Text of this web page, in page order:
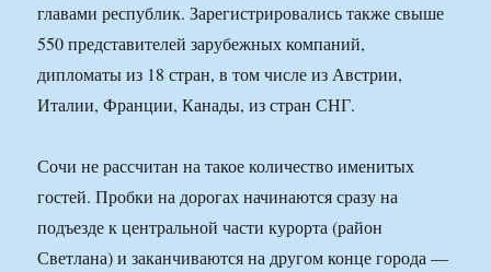
главами республик. Зарегистрировались также свыше
550 представителей зарубежных компаний,
дипломаты из 18 стран, в том числе из Австрии,
Италии, Франции, Канады, из стран СНГ.
Сочи не рассчитан на такое количество именитых
гостей. Пробки на дорогах начинаются сразу на
подъезде к центральной части курорта (район
Светлана) и заканчиваются на другом конце города —